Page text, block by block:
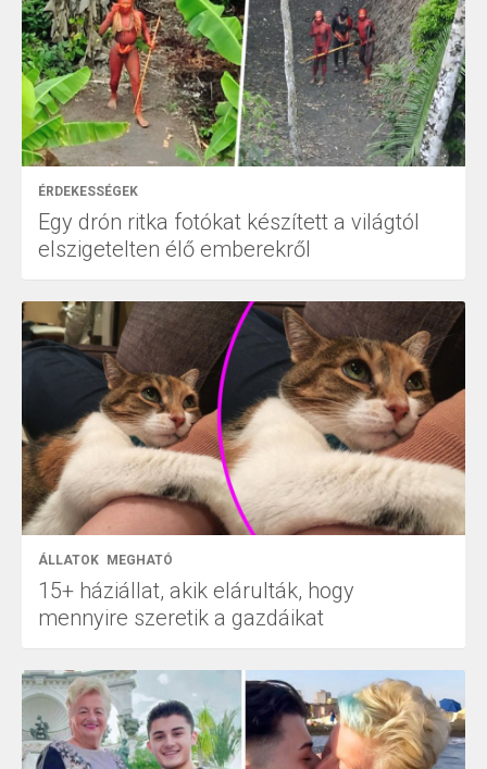
ÉRDEKESSÉGEK
Egy drón ritka fotókat készített a világtól
elszigetelten élő emberekről
ÁLLATOK MEGHATÓ
15+ háziállat, akik elárulták, hogy
mennyire szeretik a gazdáikat